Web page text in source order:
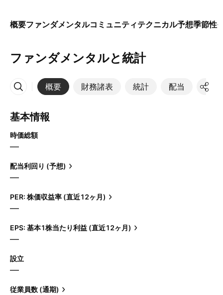
概要ファンダメンタルコミュニティテクニカル予想季節性
ファンダメンタルと統計
概要 財務諸表 統計 配当 決算
その他
基本情報
時価総額
—
配当利回り (予想)
—
PER: 株価収益率 (直近12ヶ月)
—
EPS: 基本1株当たり利益 (直近12ヶ月)
—
設立
—
従業員数 (通期)